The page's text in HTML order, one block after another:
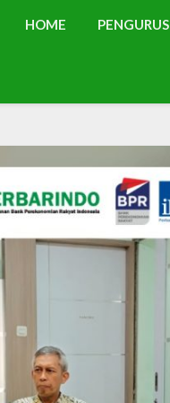
HOME PENGURUS